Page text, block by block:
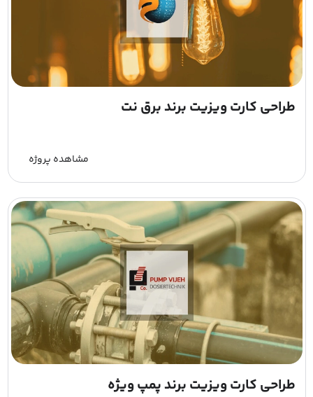
طراحی کارت ویزیت برند برق نت
مشاهده پروژه
طراحی کارت ویزیت برند پمپ ویژه